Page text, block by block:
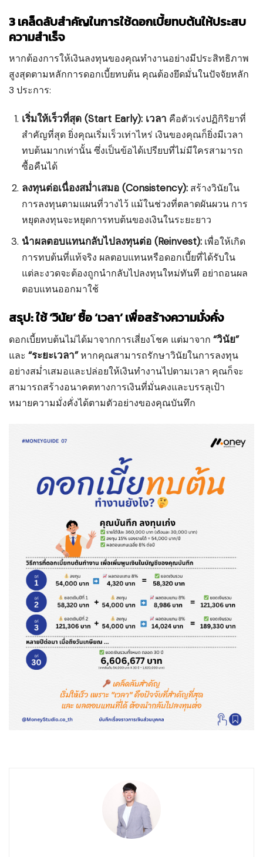
3 เคล็ดลับสำคัญในการใช้ดอกเบี้ยทบต้นให้ประสบ
ความสำเร็จ
หากต้องการให้เงินลงทุนของคุณทำงานอย่างมีประสิทธิภาพ
สูงสุดตามหลักการดอกเบี้ยทบต้น คุณต้องยึดมั่นในปัจจัยหลัก
3 ประการ:
เริ่มให้เร็วที่สุด (Start Early): เวลา คือตัวเร่งปฏิกิริยาที่
สำคัญที่สุด ยิ่งคุณเริ่มเร็วเท่าไหร่ เงินของคุณก็ยิ่งมีเวลา
ทบต้นมากเท่านั้น ซึ่งเป็นข้อได้เปรียบที่ไม่มีใครสามารถ
ซื้อคืนได้
ลงทุนต่อเนื่องสม่ำเสมอ (Consistency): สร้างวินัยใน
การลงทุนตามแผนที่วางไว้ แม้ในช่วงที่ตลาดผันผวน การ
หยุดลงทุนจะหยุดการทบต้นของเงินในระยะยาว
นำผลตอบแทนกลับไปลงทุนต่อ (Reinvest): เพื่อให้เกิด
การทบต้นที่แท้จริง ผลตอบแทนหรือดอกเบี้ยที่ได้รับใน
แต่ละงวดจะต้องถูกนำกลับไปลงทุนใหม่ทันที อย่าถอนผล
ตอบแทนออกมาใช้
สรุป: ใช้ ‘วินัย’ ซื้อ ‘เวลา’ เพื่อสร้างความมั่งคั่ง
ดอกเบี้ยทบต้นไม่ได้มาจากการเสี่ยงโชค แต่มาจาก “วินัย”
และ “ระยะเวลา”หากคุณสามารถรักษาวินัยในการลงทุน
อย่างสม่ำเสมอและปล่อยให้เงินทำงานไปตามเวลา คุณก็จะ
สามารถสร้างอนาคตทางการเงินที่มั่นคงและบรรลุเป้า
หมายความมั่งคั่งได้ตามตัวอย่างของคุณบันทึก